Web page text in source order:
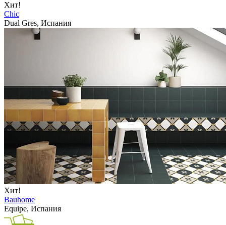
Хит!
Chic
Dual Gres, Испания
Хит!
Bauhome
Equipe, Испания